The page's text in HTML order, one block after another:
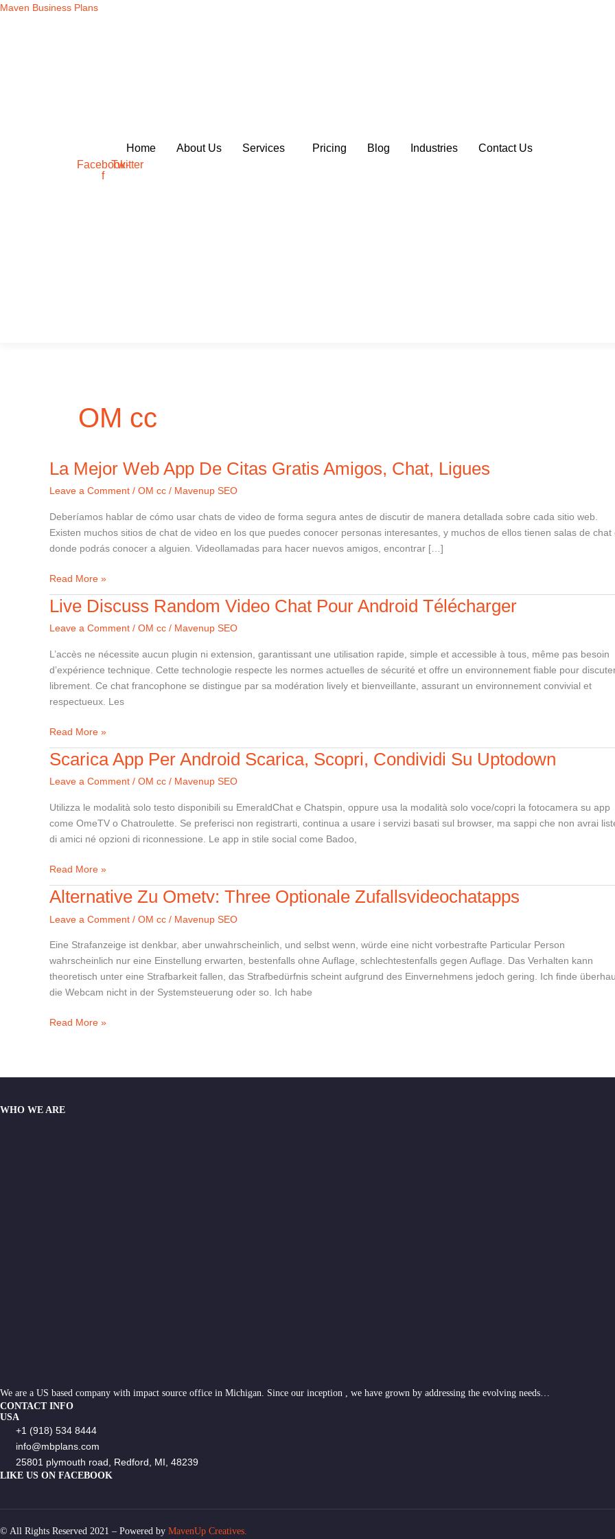
Skip
Maven Business Plans
Home About Us Services Pricing Blog Industries
Contact Us
Facebook-
f
Twitter
OM cc
La Mejor Web App De Citas Gratis Amigos, Chat, Ligues
Leave a Comment / OM cc / Mavenup SEO
Deberíamos hablar de cómo usar chats de video de forma segura antes de discutir de manera detallada sobre cada sitio web.
Existen muchos sitios de chat de video en los que puedes conocer personas interesantes, y muchos de ellos tienen salas de chat
donde podrás conocer a alguien. Videollamadas para hacer nuevos amigos, encontrar […]
La
Web
App
De
Citas
Amigos,
Ligues
Read More »
Live Discuss Random Video Chat Pour Android Télécharger
Leave a Comment / OM cc / Mavenup SEO
L’accès ne nécessite aucun plugin ni extension, garantissant une utilisation rapide, simple et accessible à tous, même pas besoin
d’expérience technique. Cette technologie respecte les normes actuelles de sécurité et offre un environnement fiable pour
librement. Ce chat francophone se distingue par sa modération lively et bienveillante, assurant un environnement convivial et
respectueux. Les
Live
Random
Video
Chat
Pour
Android
Read More »
Scarica App Per Android Scarica, Scopri, Condividi Su Uptodown
Leave a Comment / OM cc / Mavenup SEO
Utilizza le modalità solo testo disponibili su EmeraldChat e Chatspin, oppure usa la modalità solo voce/copri la fotocamera su app
come OmeTV o Chatroulette. Se preferisci non registrarti, continua a usare i servizi basati sul browser, ma sappi che non avrai
di amici né opzioni di riconnessione. Le app in stile social come Badoo,
Scarica
Per
Android
Scarica,
Scopri,
Su
Read More »
Alternative Zu Ometv: Three Optionale Zufallsvideochatapps
Leave a Comment / OM cc / Mavenup SEO
Eine Strafanzeige ist denkbar, aber unwahrscheinlich, und selbst wenn, würde eine nicht vorbestrafte Particular Person
wahrscheinlich nur eine Einstellung erwarten, bestenfalls ohne Auflage, schlechtestenfalls gegen Auflage. Das Verhalten kann
theoretisch unter eine Strafbarkeit fallen, das Strafbedürfnis scheint aufgrund des Einvernehmens jedoch gering. Ich finde
die Webcam nicht in der Systemsteuerung oder so. Ich habe
Alternative
Ometv:
Three
Optionale
Zufallsvideochatapps
Read More »
WHO WE ARE
We are a US based company with impact source office in Michigan. Since our inception , we have grown by addressing the evolving needs…
CONTACT INFO
USA
+1 (918) 534 8444
info@mbplans.com
25801 plymouth road, Redford, MI, 48239
LIKE US ON FACEBOOK
© All Rights Reserved 2021 – Powered by MavenUp Creatives.